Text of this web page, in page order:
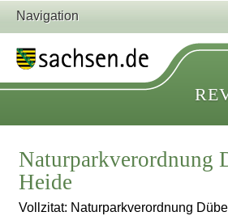
Navigation
Naturparkverordnung
Heide
Vollzitat: Naturparkverordnung